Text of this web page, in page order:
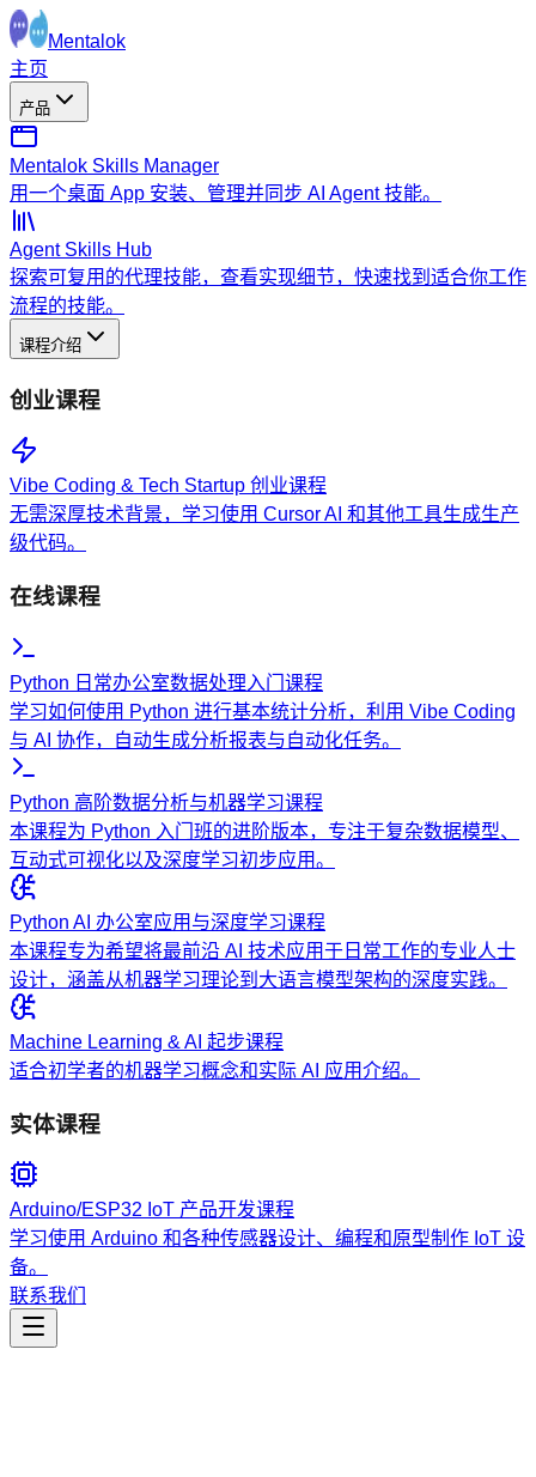
Mentalok
主页
产品
Mentalok Skills Manager
用一个桌面 App 安装、管理并同步 AI Agent 技能。
Agent Skills Hub
探索可复用的代理技能，查看实现细节，快速找到适合你工作
流程的技能。
课程介绍
创业课程
Vibe Coding & Tech Startup 创业课程
无需深厚技术背景，学习使用 Cursor AI 和其他工具生成生产
级代码。
在线课程
Python 日常办公室数据处理入门课程
学习如何使用 Python 进行基本统计分析，利用 Vibe Coding
与 AI 协作，自动生成分析报表与自动化任务。
Python 高阶数据分析与机器学习课程
本课程为 Python 入门班的进阶版本，专注于复杂数据模型、
互动式可视化以及深度学习初步应用。
Python AI 办公室应用与深度学习课程
本课程专为希望将最前沿 AI 技术应用于日常工作的专业人士
设计，涵盖从机器学习理论到大语言模型架构的深度实践。
Machine Learning & AI 起步课程
适合初学者的机器学习概念和实际 AI 应用介绍。
实体课程
Arduino/ESP32 IoT 产品开发课程
学习使用 Arduino 和各种传感器设计、编程和原型制作 IoT 设
备。
联系我们